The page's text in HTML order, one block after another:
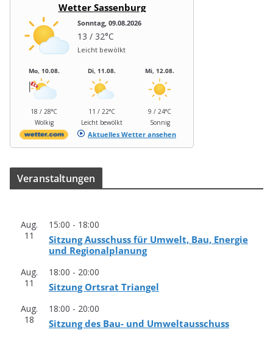
Wetter Sassenburg
Sonntag, 09.08.2026
13 / 32°C
Leicht bewölkt
Mo, 10.08.
18 / 28°C
Wolkig
Di, 11.08.
11 / 22°C
Leicht bewölkt
Mi, 12.08.
9 / 24°C
Sonnig
Aktuelles Wetter ansehen
Ver­an­stal­tun­gen
Aug.
11
15:00 - 18:00
Sit­zung Aus­schuss für Umwelt, Bau, Ener­gie
und Regionalplanung
Aug.
11
18:00 - 20:00
Sit­zung Orts­rat Triangel
Aug.
18
18:00 - 20:00
Sit­zung des Bau- und Umweltausschuss